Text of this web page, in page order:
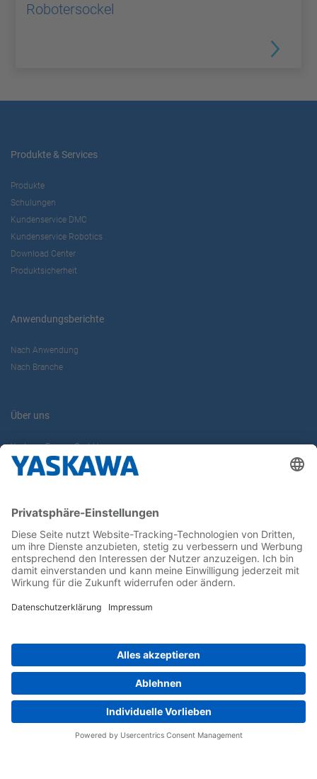
Robotersockel
Produkte & Services
Produkte
Schulungen
Kundenservice DMC
Kundenservice Robotics
Download Center
Produktsicherheit
Anwendungsberichte
Nach Anwendung
Nach Branche
Über uns
Yaskawa Europe GmbH
Karriere
Newsletter
Follow us on...
Home Impressum Privacy
Cookie Choices
Whistleblowing
Yaskawa Europe GmbH